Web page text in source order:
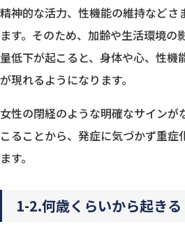
精神的な活力、性機能の維持などさ
ます。そのため、加齢や生活環境の
量低下が起こると、身体や心、性機
が現れるようになります。
女性の閉経のような明確なサインが
こることから、発症に気づかず重症
ます。
1-2.何歳くらいから起きる